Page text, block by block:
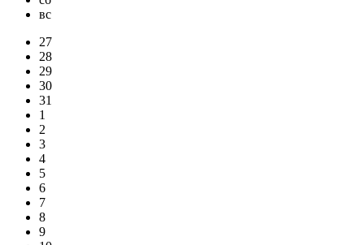
вс
27
28
29
30
31
1
2
3
4
5
6
7
8
9